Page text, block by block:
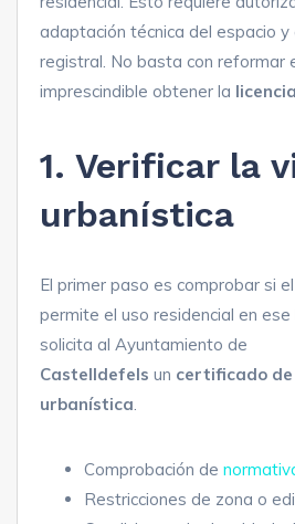
adaptación técnica del espacio y
registral. No basta con reformar
imprescindible obtener la
1. Verificar la
urbanística
El primer paso es comprobar si
permite el uso residencial en
solicita al Ayuntamiento de
Castelldefels un certificado
urbanística.
Comprobación de
Restricciones de zona o